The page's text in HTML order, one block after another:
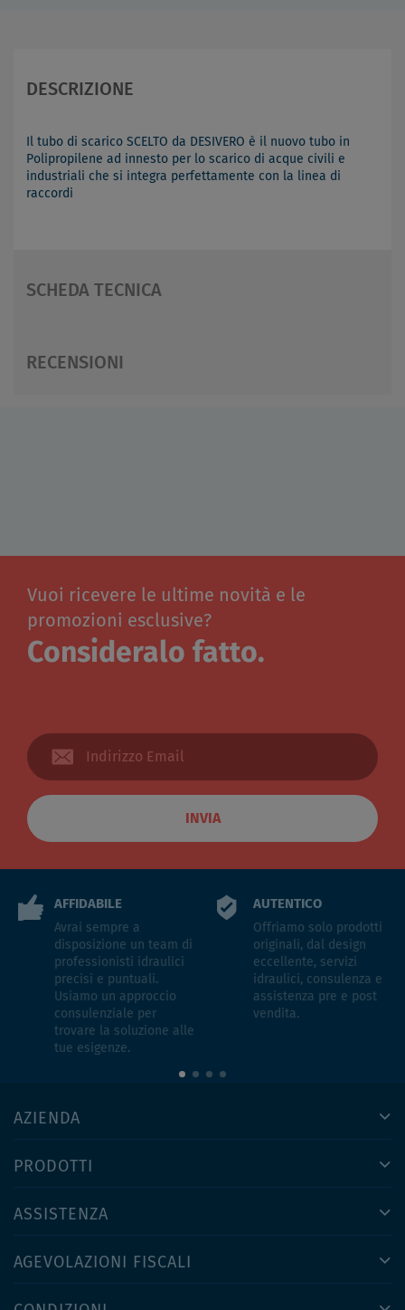
DESCRIZIONE
Il tubo di scarico SCELTO da DESIVERO è il nuovo tubo in
Polipropilene ad innesto per lo scarico di acque civili e
industriali che si integra perfettamente con la linea di
raccordi
SCHEDA TECNICA
RECENSIONI
Vuoi ricevere le ultime novità e le
promozioni esclusive?
Consideralo fatto.
INVIA
AFFIDABILE
Avrai sempre a
disposizione un team di
professionisti idraulici
precisi e puntuali.
Usiamo un approccio
consulenziale per
trovare la soluzione alle
tue esigenze.
AUTENTICO
Offriamo solo prodotti
originali, dal design
eccellente, servizi
idraulici, consulenza e
assistenza pre e post
vendita.
AZIENDA
PRODOTTI
ASSISTENZA
AGEVOLAZIONI FISCALI